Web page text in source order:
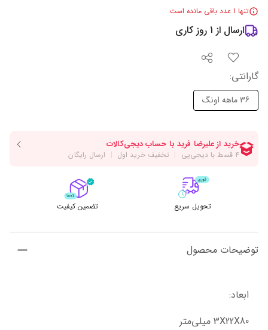
تنها 1 عدد باقی مانده است.
ارسال از 1 روز کاری
گارانتی:
36 ماهه اونگ
تحویل سریع تضمین کیفیت
توضیحات محصول
ابعاد:
3X22X80 میلی‌متر